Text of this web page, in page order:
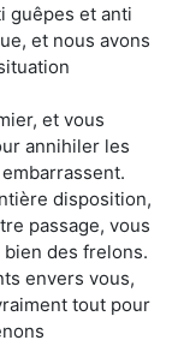
guêpes et anti
et nous avons
et vous
annihiler les
disposition,
passage, vous
des frelons.
envers vous,
tout pour